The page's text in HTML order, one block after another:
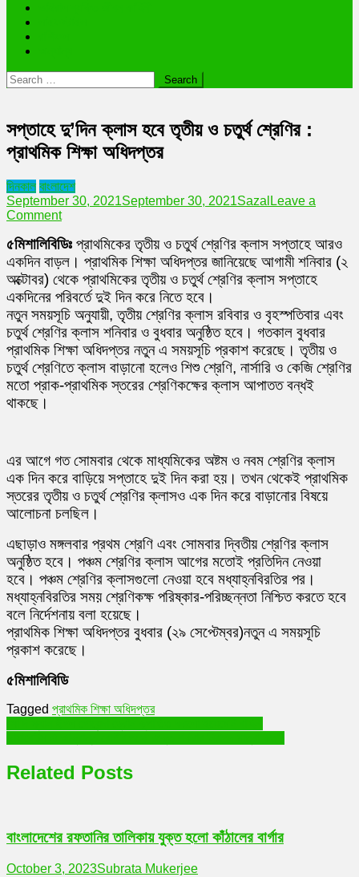
Search
for:
সপ্তাহে দু’দিন ক্লাস হবে তৃতীয় ও চতুর্থ শ্রেণির :
প্রাথমিক শিক্ষা অধিদপ্তর
দিনকাল বাংলাদেশ
September 30, 2021September 30, 2021Sazal Leave a
Commenton
দু’দিন
ক্লাস
হবে
তৃতীয়
ও
চতুর্থ
শ্রেণির
:
প্রাথমিক
শিক্ষা
অধিদপ্তর
৫মিশালিবিডিঃ প্রাথমিকের তৃতীয় ও চতুর্থ শ্রেণির ক্লাস সপ্তাহে আরও
একদিন বাড়ল। প্রাথমিক শিক্ষা অধিদপ্তর জানিয়েছে আগামী শনিবার (২
অক্টোবর) থেকে প্রাথমিকের তৃতীয় ও চতুর্থ শ্রেণির ক্লাস সপ্তাহে
একদিনের পরিবর্তে দুই দিন করে নিতে হবে।
নতুন সময়সূচি অনুযায়ী, তৃতীয় শ্রেণির ক্লাস রবিবার ও বৃহস্পতিবার এবং
চতুর্থ শ্রেণির ক্লাস শনিবার ও বুধবার অনুষ্ঠিত হবে। গতকাল বুধবার
প্রাথমিক শিক্ষা অধিদপ্তর নতুন এ সময়সূচি প্রকাশ করেছে। তৃতীয় ও
চতুর্থ শ্রেণিতে ক্লাস বাড়ানো হলেও শিশু শ্রেণি, নার্সারি ও কেজি শ্রেণির
মতো প্রাক-প্রাথমিক স্তরের শ্রেণিকক্ষের ক্লাস আপাতত বন্ধই
থাকছে।
এর আগে গত সোমবার থেকে মাধ্যমিকের অষ্টম ও নবম শ্রেণির ক্লাস
এক দিন করে বাড়িয়ে সপ্তাহে দুই দিন করা হয়। তখন থেকেই প্রাথমিক
স্তরের তৃতীয় ও চতুর্থ শ্রেণির ক্লাসও এক দিন করে বাড়ানোর বিষয়ে
আলোচনা চলছিল।
এছাড়াও মঙ্গলবার প্রথম শ্রেণি এবং সোমবার দ্বিতীয় শ্রেণির ক্লাস
অনুষ্ঠিত হবে। পঞ্চম শ্রেণির ক্লাস আগের মতোই প্রতিদিন নেওয়া
হবে। পঞ্চম শ্রেণির ক্লাসগুলো নেওয়া হবে মধ্যাহ্নবিরতির পর।
মধ্যাহ্নবিরতির সময় শ্রেণিকক্ষ পরিষ্কার-পরিচ্ছন্নতা নিশ্চিত করতে হবে
বলে নির্দেশনায় বলা হয়েছে।
প্রাথমিক শিক্ষা অধিদপ্তর বুধবার (২৯ সেপ্টেম্বর)নতুন এ সময়সূচি
প্রকাশ করেছে।
৫মিশালিবিডি
Tagged প্রাথমিক শিক্ষা অধিদপ্তর
Post
navigation
Related Posts
বাংলাদেশের রফতানির তালিকায় যুক্ত হলো কাঁঠালের বার্গার
October 3, 2023Subrata Mukerjee